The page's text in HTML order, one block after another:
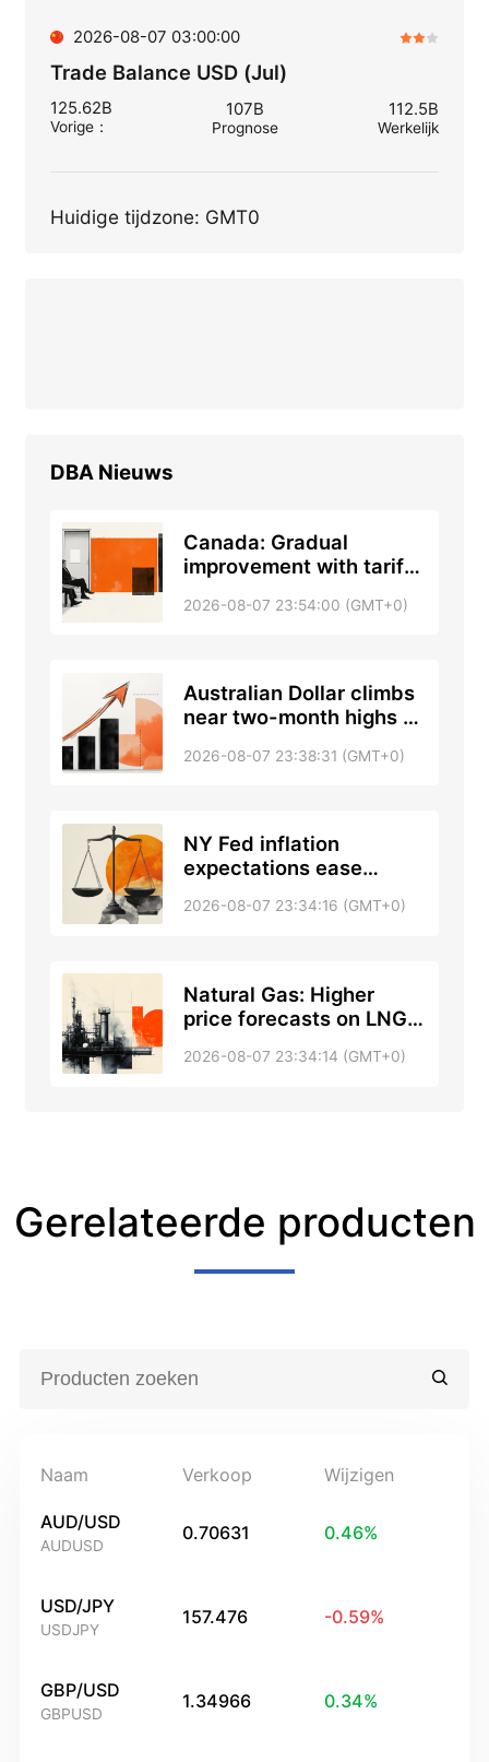
2026-08-07 03:00:00
Trade Balance USD (Jul)
125.62B
Vorige：
107B
Prognose
112.5B
Werkelijk
Huidige tijdzone: GMT0
DBA Nieuws
Canada: Gradual
improvement with tariff
2026-08-07 23:54:00 (GMT+0)
Australian Dollar climbs
near two-month highs as
2026-08-07 23:38:31 (GMT+0)
NY Fed inflation
expectations ease
term
2026-08-07 23:34:16 (GMT+0)
Natural Gas: Higher
price forecasts on LNG
Commerzbank
2026-08-07 23:34:14 (GMT+0)
Gerelateerde producten
Naam Verkoop Wijzigen
AUD/USD
AUDUSD
0.70631 0.46%
USD/JPY
USDJPY
157.476 -0.59%
GBP/USD
GBPUSD
1.34966 0.34%